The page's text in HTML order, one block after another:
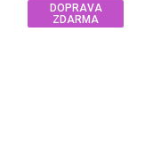
DOPRAVA
ZDARMA